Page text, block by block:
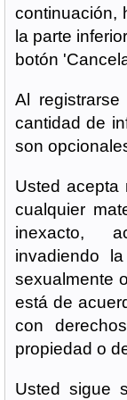
continuación,
la parte
botón
Al
cantidad de
son
Usted acepta
cualquier
inexacto,
invadiendo
sexualmente
está de
con
propiedad o
Usted sigue